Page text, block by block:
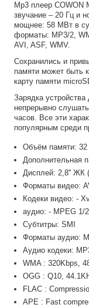
Mp3 плеер COWON
звучание – 20 Гц и
мощнее: 58 МВт в
форматы: MP3/2,
AVI, ASF, WMV.
Сохранились и
памяти может быть
карту памяти
Зарядка
непрерывно
часов. Все эти
популярным среди
Объём памяти: 32
Дополнительная
Дисплей: 2,8'' ЖК
Форматы видео:
Кодеки видео: -
аудио: - MPEG 1/
Субтитры: SMI
Форматы аудио:
Аудио кодеки:
WMA : 320Kbps,
OGG : Q10,
FLAC :
APE : Fast